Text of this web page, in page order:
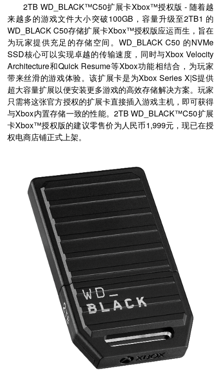
2TB WD_BLACK™C50扩展卡Xbox™授权版 - 随着越
来越多的游戏文件大小突破100GB，容量升级至2TB1 的
WD_BLACK C50存储扩展卡Xbox™授权版应运而生，旨在
为玩家提供充足的存储空间。WD_BLACK C50 的NVMe
SSD核心可以实现卓越的传输速度，同时与Xbox Velocity
Architecture和Quick Resume等Xbox功能相结合，为玩家
带来丝滑的游戏体验。该扩展卡是为Xbox Series X|S提供
超大容量扩展以便安装更多游戏的高效存储解决方案。玩家
只需将这张官方授权的扩展卡直接插入游戏主机，即可获得
与Xbox内置存储一致的性能。2TB WD_BLACK™C50扩展
卡Xbox™授权版的建议零售价为人民币1,999元，现已在授
权电商店铺正式上架。